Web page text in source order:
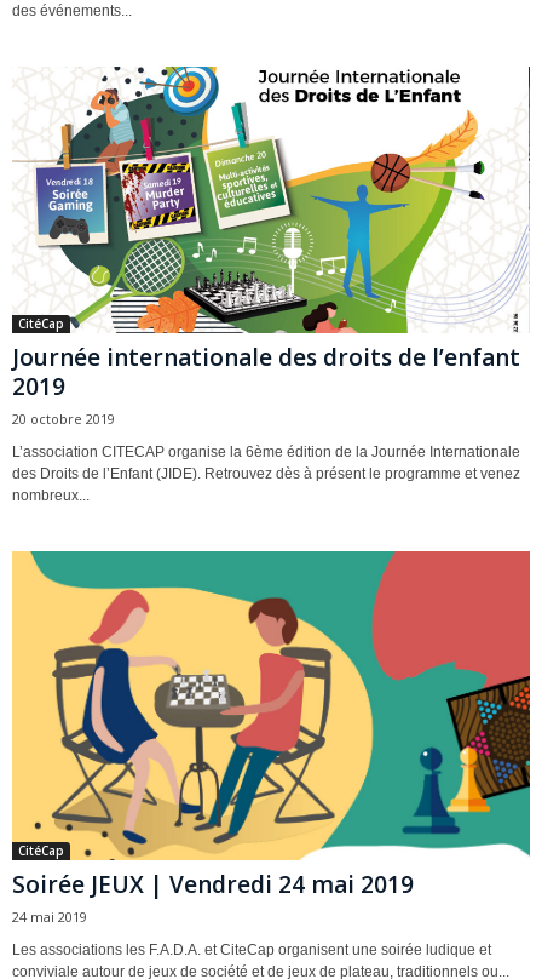
des événements...
CitéCap
Journée internationale des droits de l’enfant
2019
20 octobre 2019
L’association CITECAP organise la 6ème édition de la Journée Internationale
des Droits de l’Enfant (JIDE). Retrouvez dès à présent le programme et venez
nombreux...
CitéCap
Soirée JEUX | Vendredi 24 mai 2019
24 mai 2019
Les associations les F.A.D.A. et CiteCap organisent une soirée ludique et
conviviale autour de jeux de société et de jeux de plateau, traditionnels ou...